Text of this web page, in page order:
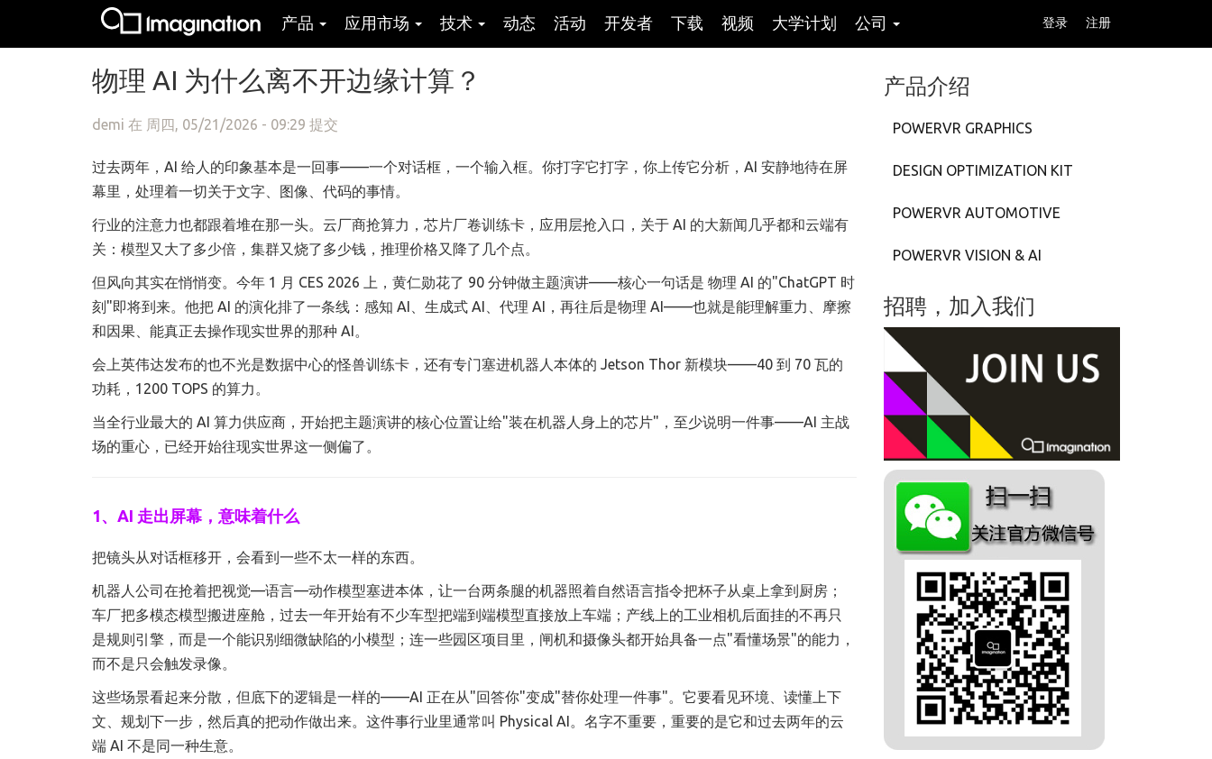
产品 应用市场 技术 动态 活动 开发者 下载 视频 大学计划 公司 登录 注册
物理 AI 为什么离不开边缘计算？
demi 在 周四, 05/21/2026 - 09:29 提交
过去两年，AI 给人的印象基本是一回事——一个对话框，一个输入框。你打字它打字，你上传它分析，AI 安静地待在屏
幕里，处理着一切关于文字、图像、代码的事情。
行业的注意力也都跟着堆在那一头。云厂商抢算力，芯片厂卷训练卡，应用层抢入口，关于 AI 的大新闻几乎都和云端有
关：模型又大了多少倍，集群又烧了多少钱，推理价格又降了几个点。
但风向其实在悄悄变。今年 1 月 CES 2026 上，黄仁勋花了 90 分钟做主题演讲——核心一句话是 物理 AI 的"ChatGPT 时
刻"即将到来。他把 AI 的演化排了一条线：感知 AI、生成式 AI、代理 AI，再往后是物理 AI——也就是能理解重力、摩擦
和因果、能真正去操作现实世界的那种 AI。
会上英伟达发布的也不光是数据中心的怪兽训练卡，还有专门塞进机器人本体的 Jetson Thor 新模块——40 到 70 瓦的
功耗，1200 TOPS 的算力。
当全行业最大的 AI 算力供应商，开始把主题演讲的核心位置让给"装在机器人身上的芯片"，至少说明一件事——AI 主战
场的重心，已经开始往现实世界这一侧偏了。
1、AI 走出屏幕，意味着什么
把镜头从对话框移开，会看到一些不太一样的东西。
机器人公司在抢着把视觉—语言—动作模型塞进本体，让一台两条腿的机器照着自然语言指令把杯子从桌上拿到厨房；
车厂把多模态模型搬进座舱，过去一年开始有不少车型把端到端模型直接放上车端；产线上的工业相机后面挂的不再只
是规则引擎，而是一个能识别细微缺陷的小模型；连一些园区项目里，闸机和摄像头都开始具备一点"看懂场景"的能力，
而不是只会触发录像。
这些场景看起来分散，但底下的逻辑是一样的——AI 正在从"回答你"变成"替你处理一件事"。它要看见环境、读懂上下
文、规划下一步，然后真的把动作做出来。这件事行业里通常叫 Physical AI。名字不重要，重要的是它和过去两年的云
端 AI 不是同一种生意。
产品介绍
POWERVR GRAPHICS
DESIGN OPTIMIZATION KIT
POWERVR AUTOMOTIVE
POWERVR VISION & AI
招聘，加入我们